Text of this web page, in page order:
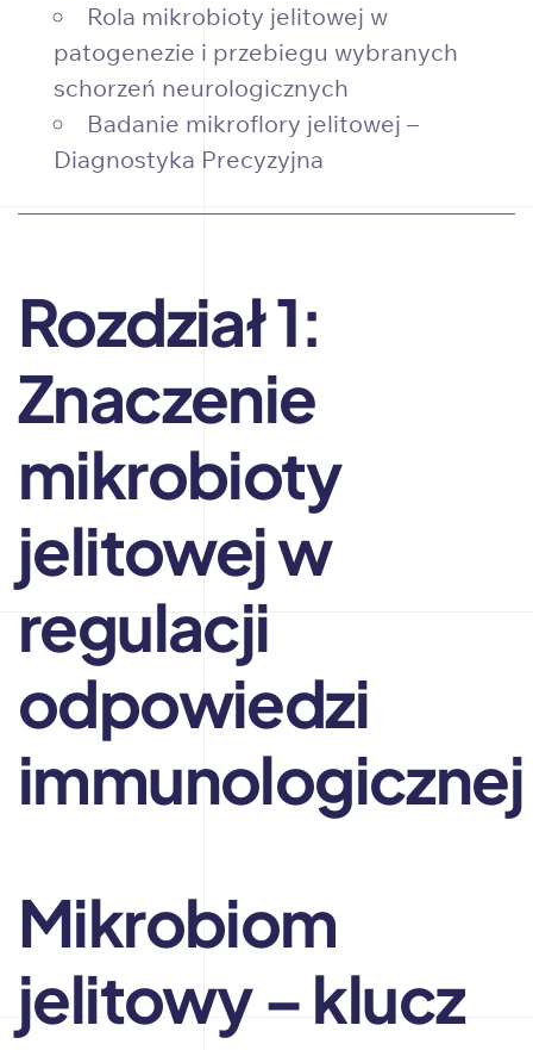
Rola mikrobioty jelitowej w
patogenezie i przebiegu wybranych
schorzeń neurologicznych
Badanie mikroflory jelitowej –
Diagnostyka Precyzyjna
Rozdział 1:
Znaczenie
mikrobioty
jelitowej w
regulacji
odpowiedzi
immunologicznej
Mikrobiom
jelitowy – klucz